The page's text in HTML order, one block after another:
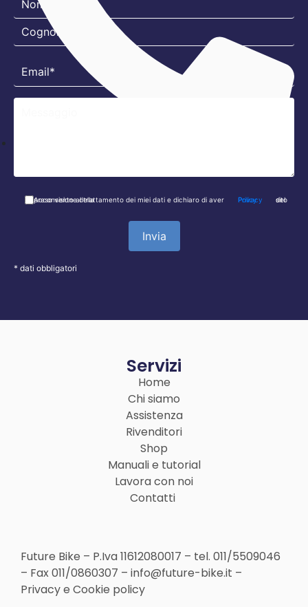
Acconsento al trattamento dei miei dati e dichiaro di aver preso visione della Privacy Policy del sito
* dati obbligatori
Servizi
Home
Chi siamo
Assistenza
Rivenditori
Shop
Manuali e tutorial
Lavora con noi
Contatti
Future Bike – P.Iva 11612080017 – tel. 011/5509046
– Fax 011/0860307 – info@future-bike.it –
Privacye Cookie policy